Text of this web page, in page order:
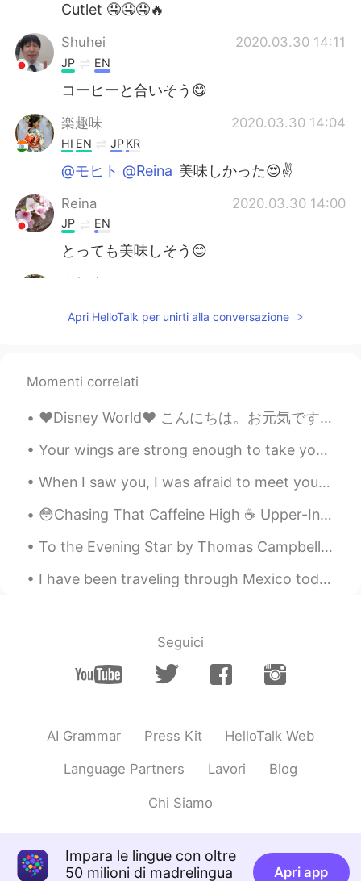
Cutlet 🤤🤤🤤🔥
Shuhei 2020.03.30 14:11
JP EN
コーヒーと合いそう😋
楽趣味 2020.03.30 14:04
HI EN JPKR
@モヒト @Reina 美味しかった😍✌️
Reina 2020.03.30 14:00
JP EN
とっても美味しそう😊
Mana
美味しそうですね😋😋タピオカでできてる
んですか？？
モヒト 2020.03.30 13:57
Apri HelloTalk per unirti alla conversazione
Momenti correlati
❤️Disney World❤️ こんにちは。お元気ですか? 私は数日前にDisneyコンサートの練習のため、Disney Worldに行きました。 昼には友達と見物して、夕方にはコンサートの...
Your wings are strong enough to take you on amazing adventures , if only you are brave enough to ...
When I saw you, I was afraid to meet you When I met you, I was afraid to kiss you When I kissed y...
😳Chasing That Caffeine High ☕️ Upper-Intermediate Source: HeadsUpEnglish.com 📑 https://youtu.be...
To the Evening Star by Thomas Campbell. STAR that bringest home the bee, And sett’st the weary ...
I have been traveling through Mexico today! I went to Chichén Itzá (one of the wonders of the wor...
Seguici
AI Grammar Press Kit HelloTalk Web
Language Partners Lavori Blog
Chi Siamo
Impara le lingue con oltre
50 milioni di madrelingua
Apri app